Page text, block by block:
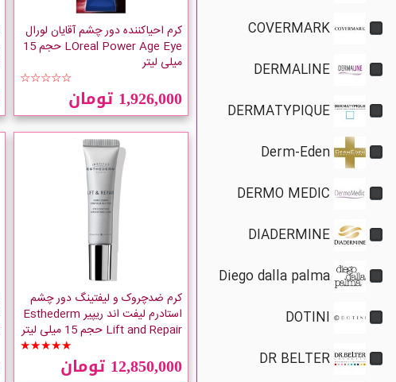
COVERMARK
DERMALINE
DERMATYPIQUE
Derm-Eden
DERMO MEDIC
DIADERMINE
Diego dalla palma
DOTINI
DR BELTER
کرم احیاکننده دور چشم آقایان لورال
LOreal Power Age Eye حجم 15
میلی لیتر
☆☆☆☆☆
1,926,000 تومان
کرم ضدچروک و لیفتینگ دور چشم
استادرم لیفت اند ریپیر Esthederm
Lift and Repair حجم 15 میلی لیتر
★★★★★
12,850,000 تومان